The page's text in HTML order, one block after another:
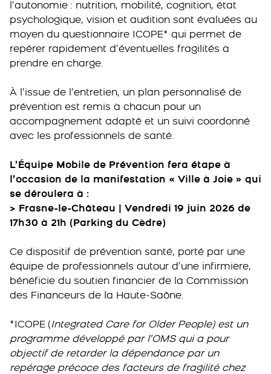
l’autonomie : nutrition, mobilité, cognition, état
psychologique, vision et audition sont évaluées au
moyen du questionnaire ICOPE* qui permet de
repérer rapidement d’éventuelles fragilités à
prendre en charge.
À l’issue de l’entretien, un plan personnalisé de
prévention est remis à chacun pour un
accompagnement adapté et un suivi coordonné
avec les professionnels de santé.
L’Équipe Mobile de Prévention fera étape à
l’occasion de la manifestation « Ville à Joie » qui
se déroulera à :
> Frasne-le-Château | Vendredi 19 juin 2026 de
17h30 à 21h (Parking du Cèdre)
Ce dispositif de prévention santé, porté par une
équipe de professionnels autour d’une infirmière,
bénéficie du soutien financier de la Commission
des Financeurs de la Haute-Saône.
*ICOPE (Integrated Care for Older People) est un
programme développé par l’OMS qui a pour
objectif de retarder la dépendance par un
repérage précoce des facteurs de fragilité chez